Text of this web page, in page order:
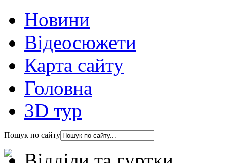
Новини
Відеосюжети
Карта сайту
Головна
3D тур
Пошук по сайту